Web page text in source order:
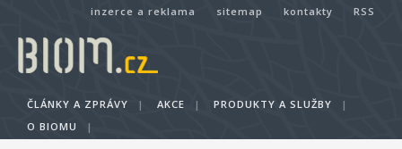
inzerce a reklama sitemap kontakty RSS
ČLÁNKY A ZPRÁVY | AKCE | PRODUKTY A SLUŽBY
|
O BIOMU
|